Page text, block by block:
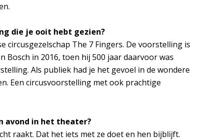
die je ooit hebt gezien?
circusgezelschap The 7 Fingers. De voorstelling is
Bosch in 2016, toen hij 500 jaar daarvoor was
Als publiek had je het gevoel in de wondere
Een circusvoorstelling met ook prachtige
avond in het theater?
raakt. Dat het iets met ze doet en hen bijblijft.